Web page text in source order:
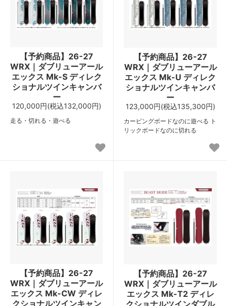
【予約商品】26-27
WRX｜ダブリューアール
エックス Mk-S ディレク
ショナルツインキャンバ
ー
120,000円(税込132,000円)
走る・切れる・遊べる
【予約商品】26-27
WRX｜ダブリューアール
エックス Mk-U ディレク
ショナルツインキャンバ
ー
123,000円(税込135,300円)
カービングボードなのに遊べる ト
リックボードなのに切れる
【予約商品】26-27
WRX｜ダブリューアール
エックス Mk-CW ディレ
クショナルツインキャン
【予約商品】26-27
WRX｜ダブリューアール
エックス Mk-T2 ディレ
クショナルツインダブル